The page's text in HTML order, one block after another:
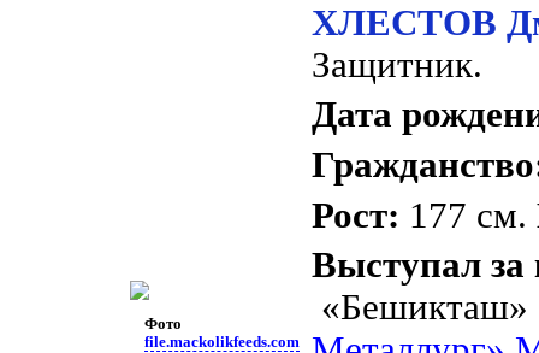
Фото
file.mackolikfeeds.com
ХЛЕСТОВ
Защитник.
Дата
Рост: 177 см.
Выступал